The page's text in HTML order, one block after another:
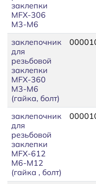
заклепки
MFX-306
М3-М6
заклепочник
для
резьбовой
заклепки
MFX-360
М3-М6
(гайка, болт)
заклепочник
для
резьбовой
заклепки
MFX-612
М6-М12
(гайка , болт)